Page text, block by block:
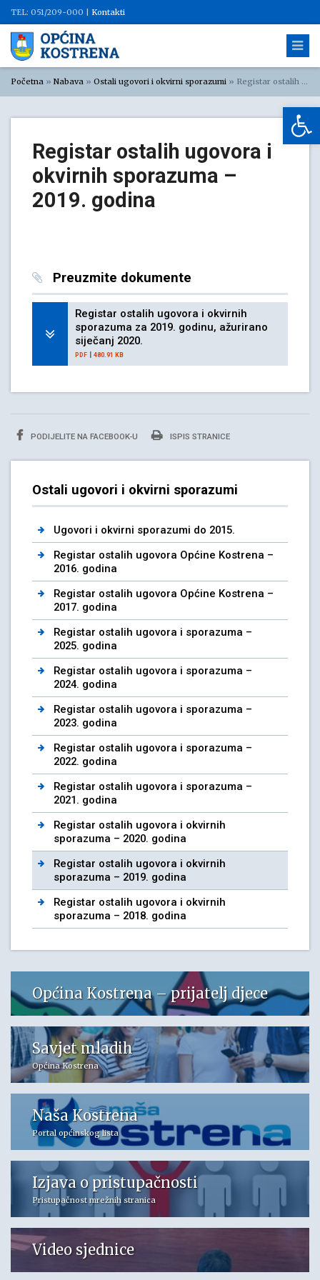
TEL: 051/209-000 | Kontakti
Početna » Nabava » Ostali ugovori i okvirni sporazumi » Registar ostalih ugovora i okvirnih sporazuma – 2019. godina
Registar ostalih ugovora i
okvirnih sporazuma –
2019. godina
Preuzmite dokumente
Registar ostalih ugovora i okvirnih
sporazuma za 2019. godinu, ažurirano
siječanj 2020.
PDF | 480.91 KB
PODIJELITE NA FACEBOOK-U ISPIS STRANICE
Ostali ugovori i okvirni sporazumi
Ugovori i okvirni sporazumi do 2015.
Registar ostalih ugovora Općine Kostrena –
2016. godina
Registar ostalih ugovora Općine Kostrena –
2017. godina
Registar ostalih ugovora i sporazuma –
2025. godina
Registar ostalih ugovora i sporazuma –
2024. godina
Registar ostalih ugovora i sporazuma –
2023. godina
Registar ostalih ugovora i sporazuma –
2022. godina
Registar ostalih ugovora i sporazuma –
2021. godina
Registar ostalih ugovora i okvirnih
sporazuma – 2020. godina
Registar ostalih ugovora i okvirnih
sporazuma – 2019. godina
Registar ostalih ugovora i okvirnih
sporazuma – 2018. godina
Općina Kostrena – prijatelj djece
Savjet mladih
Općina Kostrena
Naša Kostrena
Portal općinskog lista
Izjava o pristupačnosti
Pristupačnost mrežnih stranica
Video sjednice